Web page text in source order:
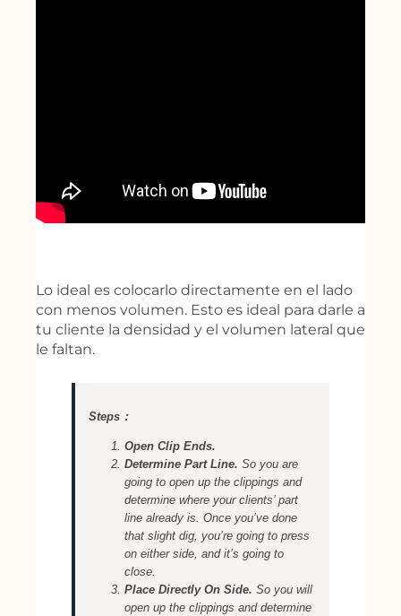
separación.
Lo ideal es colocarlo directamente en el lado
con menos volumen. Esto es ideal para darle a
tu cliente la densidad y el volumen lateral que
le faltan.
Steps：
Open Clip Ends.
Determine Part Line. So you are
going to open up the clippings and
determine where your clients’ part
line already is. Once you’ve done
that slight dig, you’re going to press
on either side, and it’s going to
close.
Place Directly On Side. So you will
open up the clippings and determine